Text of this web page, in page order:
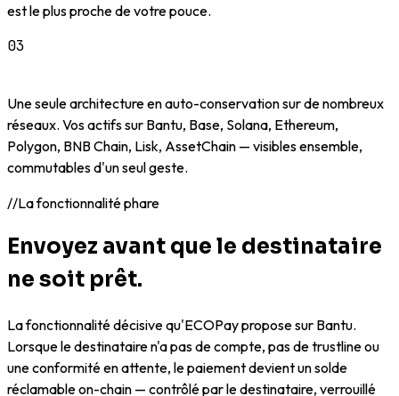
est le plus proche de votre pouce.
03
Une seule architecture en auto-conservation sur de nombreux
réseaux. Vos actifs sur Bantu, Base, Solana, Ethereum,
Polygon, BNB Chain, Lisk, AssetChain — visibles ensemble,
commutables d'un seul geste.
//La fonctionnalité phare
Envoyez avant que le destinataire
ne soit prêt.
La fonctionnalité décisive qu'ECOPay propose sur Bantu.
Lorsque le destinataire n'a pas de compte, pas de trustline ou
une conformité en attente, le paiement devient un solde
réclamable on-chain — contrôlé par le destinataire, verrouillé